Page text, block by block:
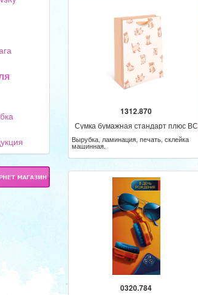
1312.870
Сумка бумажная стандарт плюс ВС
Вырубка, ламинация, печать, склейка
машинная.
0320.784